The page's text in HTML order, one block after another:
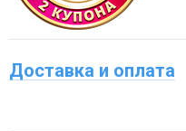
Доставка и оплата